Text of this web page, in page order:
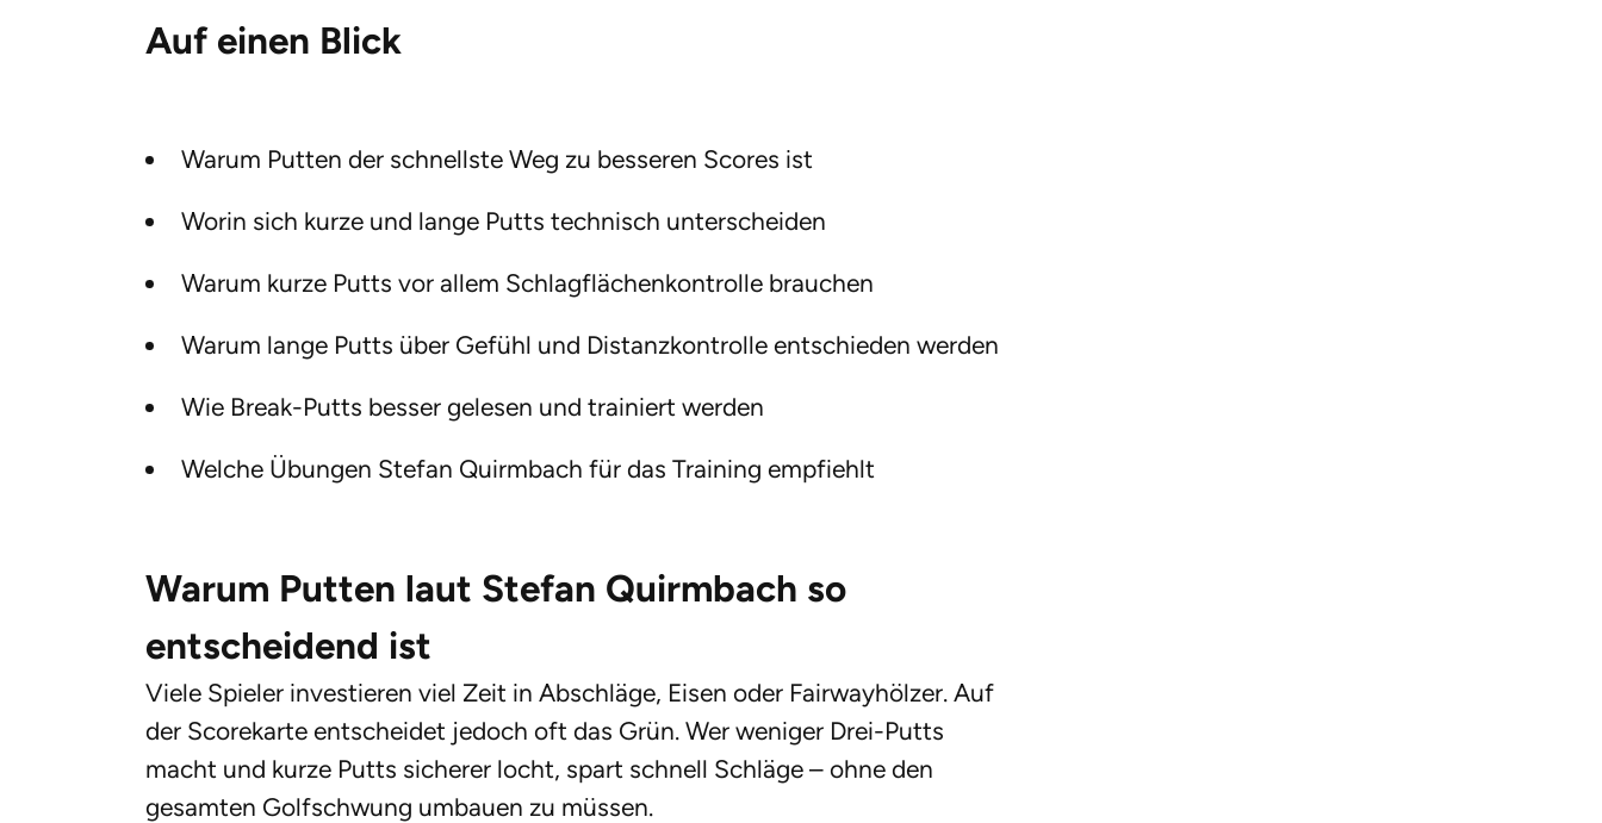
Auf einen Blick
Warum Putten der schnellste Weg zu besseren Scores ist
Worin sich kurze und lange Putts technisch unterscheiden
Warum kurze Putts vor allem Schlagflächenkontrolle brauchen
Warum lange Putts über Gefühl und Distanzkontrolle entschieden werden
Wie Break-Putts besser gelesen und trainiert werden
Welche Übungen Stefan Quirmbach für das Training empfiehlt
Warum Putten laut Stefan Quirmbach so
entscheidend ist
Viele Spieler investieren viel Zeit in Abschläge, Eisen oder Fairwayhölzer. Auf
der Scorekarte entscheidet jedoch oft das Grün. Wer weniger Drei-Putts
macht und kurze Putts sicherer locht, spart schnell Schläge – ohne den
gesamten Golfschwung umbauen zu müssen.